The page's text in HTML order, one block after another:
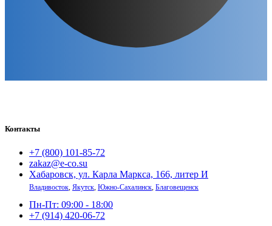
Контакты
+7 (800) 101-85-72
zakaz@e-co.su
Хабаровск, ул. Карла Маркса, 166, литер И
Владивосток, Якутск, Южно-Сахалинск, Благовещенск
Пн-Пт: 09:00 - 18:00
+7 (914) 420-06-72